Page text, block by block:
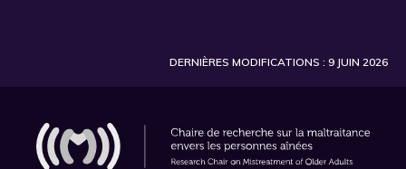
DERNIÈRES MODIFICATIONS : 9 JUIN 2026